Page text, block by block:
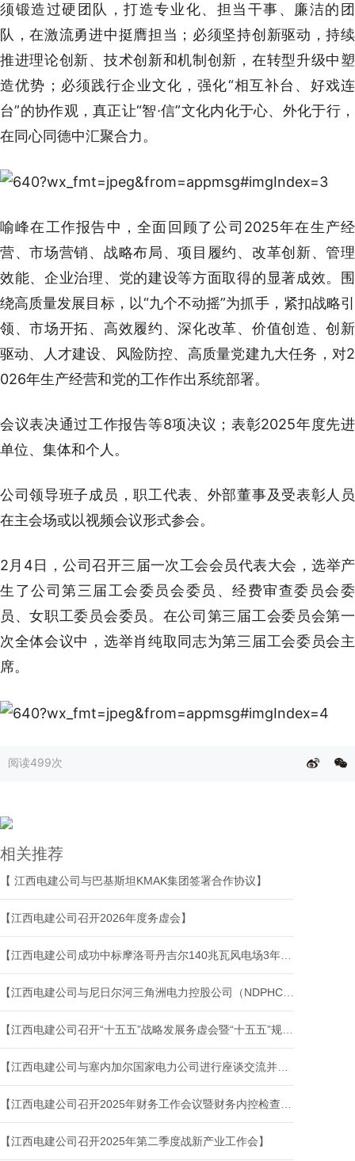
须锻造过硬团队，打造专业化、担当干事、廉洁的团
队，在激流勇进中挺膺担当；必须坚持创新驱动，持续
推进理论创新、技术创新和机制创新，在转型升级中塑
造优势；必须践行企业文化，强化“相互补台、好戏连
台”的协作观，真正让“智·信”文化内化于心、外化于行，
在同心同德中汇聚合力。
喻峰在工作报告中，全面回顾了公司2025年在生产经
营、市场营销、战略布局、项目履约、改革创新、管理
效能、企业治理、党的建设等方面取得的显著成效。围
绕高质量发展目标，以“九个不动摇”为抓手，紧扣战略引
领、市场开拓、高效履约、深化改革、价值创造、创新
驱动、人才建设、风险防控、高质量党建九大任务，对2
026年生产经营和党的工作作出系统部署。
会议表决通过工作报告等8项决议；表彰2025年度先进
单位、集体和个人。
公司领导班子成员，职工代表、外部董事及受表彰人员
在主会场或以视频会议形式参会。
2月4日，公司召开三届一次工会会员代表大会，选举产
生了公司第三届工会委员会委员、经费审查委员会委
员、女职工委员会委员。在公司第三届工会委员会第一
次全体会议中，选举肖纯取同志为第三届工会委员会主
席。
阅读499次
相关推荐
【 江西电建公司与巴基斯坦KMAK集团签署合作协议】
【江西电建公司召开2026年度务虚会】
【江西电建公司召开2025年第二季度战新产业工作会】